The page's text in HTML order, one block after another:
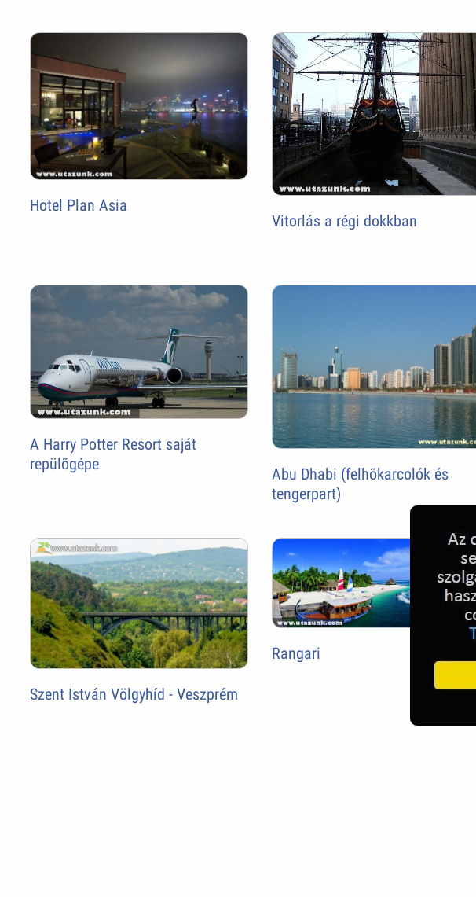
Hotel Plan Asia
Vitorlás a régi dokkban
A Harry Potter Resort saját
repülõgépe
Abu Dhabi (felhõkarcolók és
tengerpart)
Szent István Völgyhíd - Veszprém
Rangari